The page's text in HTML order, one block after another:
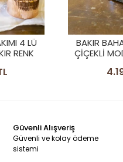
3'LÜ
RENK
BAKIR
NAKIŞ
Güvenli Alışveriş
Güvenli ve kolay ödeme
sistemi